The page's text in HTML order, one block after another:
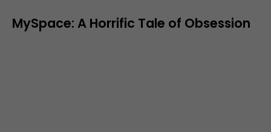
MySpace: A Horrific Tale of Obsession